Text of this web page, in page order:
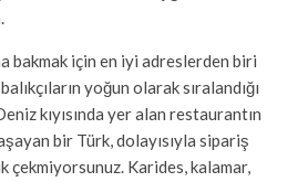
bakmak için en iyi adreslerden biri
balıkçıların yoğun olarak sıralandığı
kıyısında yer alan restaurantın
bir Türk, dolayısıyla sipariş
çekmiyorsunuz. Karides, kalamar,